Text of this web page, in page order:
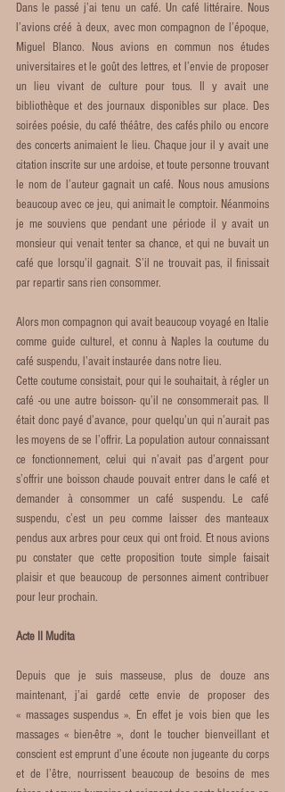
Dans le passé j’ai tenu un café. Un café littéraire. Nous
l’avions créé à deux, avec mon compagnon de l’époque,
Miguel Blanco. Nous avions en commun nos études
universitaires et le goût des lettres, et l’envie de proposer
un lieu vivant de culture pour tous. Il y avait une
bibliothèque et des journaux disponibles sur place. Des
soirées poésie, du café théâtre, des cafés philo ou encore
des concerts animaient le lieu. Chaque jour il y avait une
citation inscrite sur une ardoise, et toute personne trouvant
le nom de l’auteur gagnait un café. Nous nous amusions
beaucoup avec ce jeu, qui animait le comptoir. Néanmoins
je me souviens que pendant une période il y avait un
monsieur qui venait tenter sa chance, et qui ne buvait un
café que lorsqu’il gagnait. S’il ne trouvait pas, il finissait
par repartir sans rien consommer.
Alors mon compagnon qui avait beaucoup voyagé en Italie
comme guide culturel, et connu à Naples la coutume du
café suspendu, l’avait instaurée dans notre lieu.
Cette coutume consistait, pour qui le souhaitait, à régler un
café -ou une autre boisson- qu’il ne consommerait pas. Il
était donc payé d’avance, pour quelqu’un qui n’aurait pas
les moyens de se l’offrir. La population autour connaissant
ce fonctionnement, celui qui n’avait pas d’argent pour
s’offrir une boisson chaude pouvait entrer dans le café et
demander à consommer un café suspendu. Le café
suspendu, c’est un peu comme laisser des manteaux
pendus aux arbres pour ceux qui ont froid. Et nous avions
pu constater que cette proposition toute simple faisait
plaisir et que beaucoup de personnes aiment contribuer
pour leur prochain.
Acte II Mudita
Depuis que je suis masseuse, plus de douze ans
maintenant, j’ai gardé cette envie de proposer des
« massages suspendus ». En effet je vois bien que les
massages « bien-être », dont le toucher bienveillant et
conscient est emprunt d’une écoute non jugeante du corps
et de l’être, nourrissent beaucoup de besoins de mes